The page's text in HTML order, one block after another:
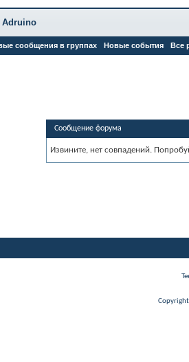
сообщения в группах Новые события Все
Adruino
Сообщение форума
Извините, нет совпадений.